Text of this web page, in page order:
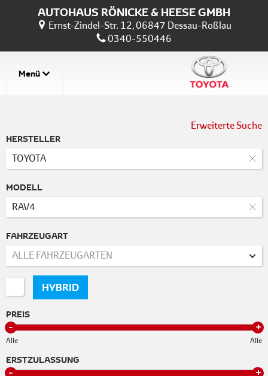
AUTOHAUS RÖNICKE & HEESE GMBH
Ernst-Zindel-Str. 12, 06847 Dessau-Roßlau
0340-550446
Menü
Erweiterte Suche
HERSTELLER
TOYOTA
MODELL
RAV4
FAHRZEUGART
ALLE FAHRZEUGARTEN
HYBRID
PREIS
Alle Alle
ERSTZULASSUNG